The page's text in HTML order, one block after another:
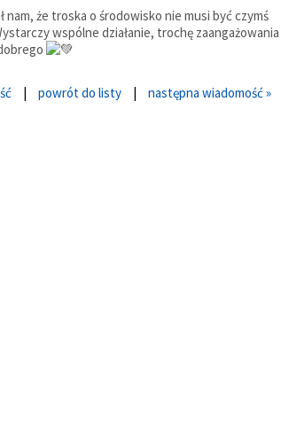
nam, że troska o środowisko nie musi być czymś
wspólne działanie, trochę zaangażowania
| powrót do listy | następna wiadomość »